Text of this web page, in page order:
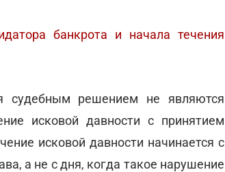
банкрота и начала течения
судебным решением не являются
исковой давности с принятием
исковой давности начинается с
а не с дня, когда такое нарушение